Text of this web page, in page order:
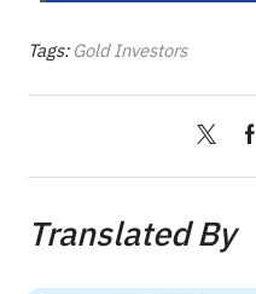
Tags:Gold Investors
Translated By